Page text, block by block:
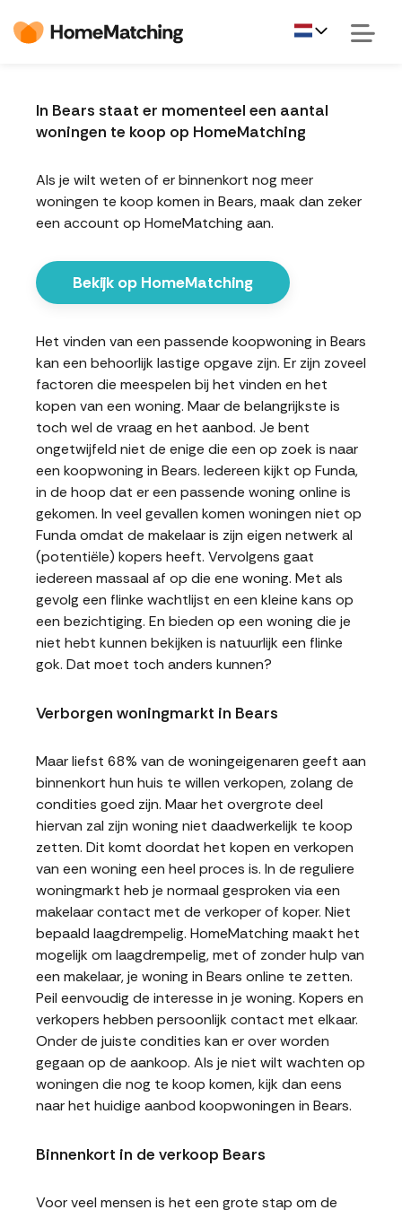
In Bears staat er momenteel een aantal
woningen te koop op HomeMatching
Als je wilt weten of er binnenkort nog meer
woningen te koop komen in Bears, maak dan zeker
een account op HomeMatching aan.
Bekijk op HomeMatching
Het vinden van een passende koopwoning in Bears
kan een behoorlijk lastige opgave zijn. Er zijn zoveel
factoren die meespelen bij het vinden en het
kopen van een woning. Maar de belangrijkste is
toch wel de vraag en het aanbod. Je bent
ongetwijfeld niet de enige die een op zoek is naar
een koopwoning in Bears. Iedereen kijkt op Funda,
in de hoop dat er een passende woning online is
gekomen. In veel gevallen komen woningen niet op
Funda omdat de makelaar is zijn eigen netwerk al
(potentiële) kopers heeft. Vervolgens gaat
iedereen massaal af op die ene woning. Met als
gevolg een flinke wachtlijst en een kleine kans op
een bezichtiging. En bieden op een woning die je
niet hebt kunnen bekijken is natuurlijk een flinke
gok. Dat moet toch anders kunnen?
Verborgen woningmarkt in Bears
Maar liefst 68% van de woningeigenaren geeft aan
binnenkort hun huis te willen verkopen, zolang de
condities goed zijn. Maar het overgrote deel
hiervan zal zijn woning niet daadwerkelijk te koop
zetten. Dit komt doordat het kopen en verkopen
van een woning een heel proces is. In de reguliere
woningmarkt heb je normaal gesproken via een
makelaar contact met de verkoper of koper. Niet
bepaald laagdrempelig. HomeMatching maakt het
mogelijk om laagdrempelig, met of zonder hulp van
een makelaar, je woning in Bears online te zetten.
Peil eenvoudig de interesse in je woning. Kopers en
verkopers hebben persoonlijk contact met elkaar.
Onder de juiste condities kan er over worden
gegaan op de aankoop. Als je niet wilt wachten op
woningen die nog te koop komen, kijk dan eens
naar het huidige aanbod koopwoningen in Bears.
Binnenkort in de verkoop Bears
Voor veel mensen is het een grote stap om de